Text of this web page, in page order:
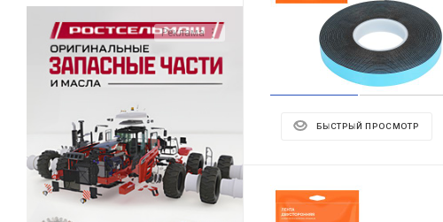
БЫСТРЫЙ ПРОСМОТР
Реклама ⋮